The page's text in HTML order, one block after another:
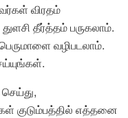
விரதம்
தீர்த்தம் பருகலாம்.
வழிபடலாம்.
குடும்பத்தில் எத்தனை